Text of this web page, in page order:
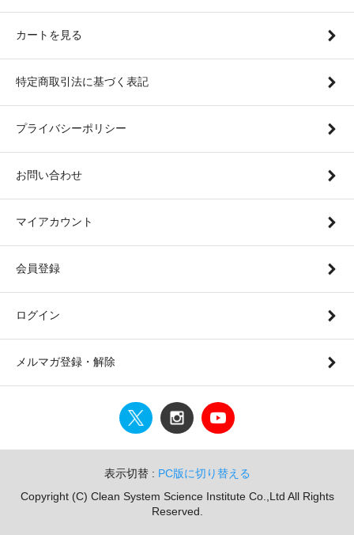
カートを見る
特定商取引法に基づく表記
プライバシーポリシー
お問い合わせ
マイアカウント
会員登録
ログイン
メルマガ登録・解除
表示切替 : PC版に切り替える
Copyright (C) Clean System Science Institute Co.,Ltd All Rights
Reserved.